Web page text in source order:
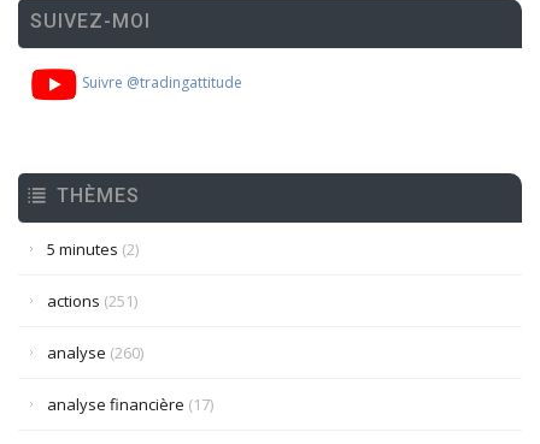
SUIVEZ-MOI
Suivre @tradingattitude
THÈMES
5 minutes (2)
actions (251)
analyse (260)
analyse financière (17)